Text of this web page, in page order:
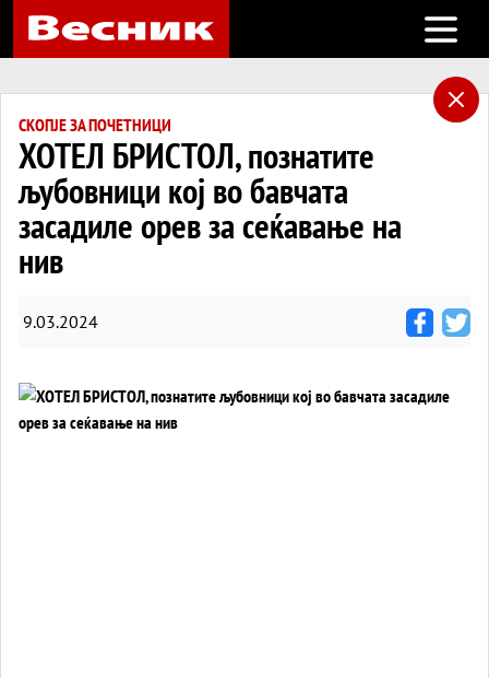
Open
СКОПЈЕ ЗА ПОЧЕТНИЦИ
ХОТЕЛ БРИСТОЛ, познатите
љубовници кој во бавчата
засадиле орев за сеќавање на
нив
9.03.2024